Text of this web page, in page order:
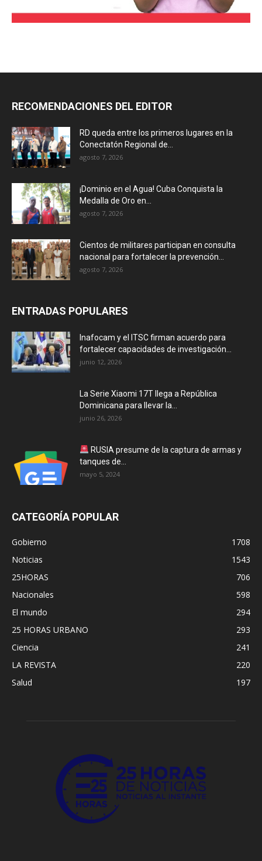
RECOMENDACIONES DEL EDITOR
RD queda entre los primeros lugares en la
Conectatón Regional de...
agosto 7, 2026
¡Dominio en el Agua! Cuba Conquista la
Medalla de Oro en...
agosto 7, 2026
Cientos de militares participan en consulta
nacional para fortalecer la prevención...
agosto 7, 2026
ENTRADAS POPULARES
Inafocam y el ITSC firman acuerdo para
fortalecer capacidades de investigación...
junio 12, 2026
La Serie Xiaomi 17T llega a República
Dominicana para llevar la...
junio 26, 2026
RUSIA presume de la captura de armas y
tanques de...
mayo 5, 2024
CATEGORÍA POPULAR
Gobierno
1708
Noticias
1543
25HORAS
706
Nacionales
598
El mundo
294
25 HORAS URBANO
293
Ciencia
241
LA REVISTA
220
Salud
197